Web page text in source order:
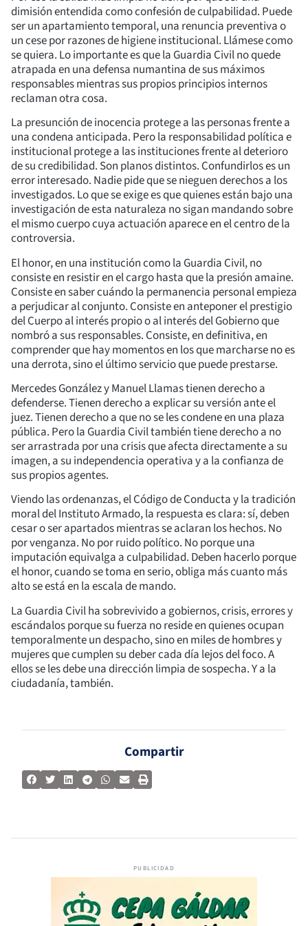
dimisión entendida como confesión de culpabilidad. Puede
ser un apartamiento temporal, una renuncia preventiva o
un cese por razones de higiene institucional. Llámese como
se quiera. Lo importante es que la Guardia Civil no quede
atrapada en una defensa numantina de sus máximos
responsables mientras sus propios principios internos
reclaman otra cosa.
La presunción de inocencia protege a las personas frente a
una condena anticipada. Pero la responsabilidad política e
institucional protege a las instituciones frente al deterioro
de su credibilidad. Son planos distintos. Confundirlos es un
error interesado. Nadie pide que se nieguen derechos a los
investigados. Lo que se exige es que quienes están bajo una
investigación de esta naturaleza no sigan mandando sobre
el mismo cuerpo cuya actuación aparece en el centro de la
controversia.
El honor, en una institución como la Guardia Civil, no
consiste en resistir en el cargo hasta que la presión amaine.
Consiste en saber cuándo la permanencia personal empieza
a perjudicar al conjunto. Consiste en anteponer el prestigio
del Cuerpo al interés propio o al interés del Gobierno que
nombró a sus responsables. Consiste, en definitiva, en
comprender que hay momentos en los que marcharse no es
una derrota, sino el último servicio que puede prestarse.
Mercedes González y Manuel Llamas tienen derecho a
defenderse. Tienen derecho a explicar su versión ante el
juez. Tienen derecho a que no se les condene en una plaza
pública. Pero la Guardia Civil también tiene derecho a no
ser arrastrada por una crisis que afecta directamente a su
imagen, a su independencia operativa y a la confianza de
sus propios agentes.
Viendo las ordenanzas, el Código de Conducta y la tradición
moral del Instituto Armado, la respuesta es clara: sí, deben
cesar o ser apartados mientras se aclaran los hechos. No
por venganza. No por ruido político. No porque una
imputación equivalga a culpabilidad. Deben hacerlo porque
el honor, cuando se toma en serio, obliga más cuanto más
alto se está en la escala de mando.
La Guardia Civil ha sobrevivido a gobiernos, crisis, errores y
escándalos porque su fuerza no reside en quienes ocupan
temporalmente un despacho, sino en miles de hombres y
mujeres que cumplen su deber cada día lejos del foco. A
ellos se les debe una dirección limpia de sospecha. Y a la
ciudadanía, también.
Compartir
PUBLICIDAD